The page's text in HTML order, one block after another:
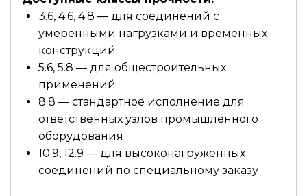
3.6, 4.6, 4.8 — для соединений с
умеренными нагрузками и временных
конструкций
5.6, 5.8 — для общестроительных
применений
8.8 — стандартное исполнение для
ответственных узлов промышленного
оборудования
10.9, 12.9 — для высоконагруженных
соединений по специальному заказу